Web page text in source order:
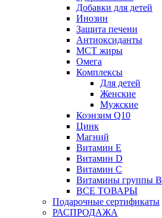
Добавки для детей
Инозин
Защита печени
Антиоксиданты
МСТ жиры
Омега
Комплексы
Для детей
Женские
Мужские
Коэнзим Q10
Цинк
Магний
Витамин Е
Витамин D
Витамин С
Витамины группы B
ВСЕ ТОВАРЫ
Подарочные сертификаты
РАСПРОДАЖА